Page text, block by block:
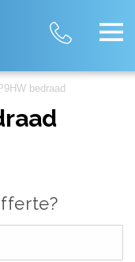
bedraad